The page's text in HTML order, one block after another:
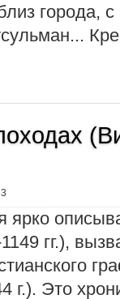
города,
ярко
гг.),
г.). Это